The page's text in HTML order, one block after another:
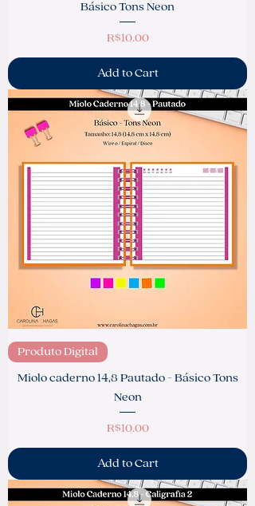
Básico Tons Neon
Price
R$10.00
Add to Cart
Produto Digital
Miolo caderno 14,8 Pautado - Básico Tons
Neon
Price
R$10.00
Add to Cart